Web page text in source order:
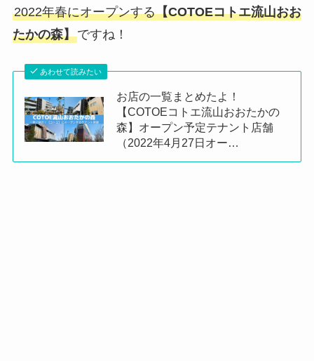
2022年春にオープンする【COTOEコトエ流山おお
たかの森】ですね！
あわせて読みたい
お店の一覧まとめたよ！
【COTOEコトエ流山おおたかの
森】オープン予定テナント店舗
（2022年4月27日オー…